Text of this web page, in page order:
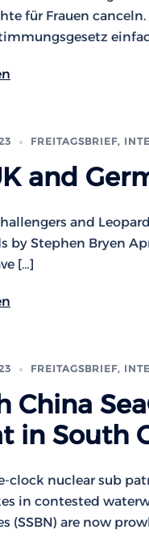
für Frauen
FREITAGSBRIEF,
and
and
by Stephen Bryen
[…]
FREITAGSBRIEF,
China
in South
clock nuclear sub
in contested
(SSBN) are now